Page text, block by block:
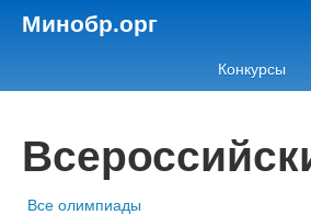
Минобр.орг
Конкурсы
Все олимпиады